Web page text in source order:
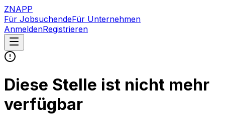
ZNAPP
Für JobsuchendeFür Unternehmen
AnmeldenRegistrieren
Diese Stelle ist nicht mehr
verfügbar